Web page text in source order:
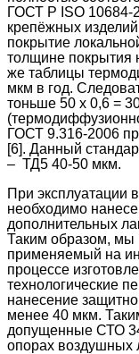
ГОСТ Р ISO 10684-
крепёжных
покрытие
толщине покрытия
же таблицы
мкм в год.
тоньше 50 х 0,6 =
ГОСТ 9.316-2006
[6]. Данный
– ТД5 40-50 мкм.
При эксплуатации
необходимо
дополнительных
Таким образом, мы
применяемый на
процессе
технологические
нанесение
менее 40 мкм.
допущенные СТО
опорах воздушных